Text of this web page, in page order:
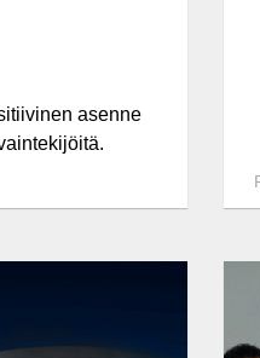
asenne